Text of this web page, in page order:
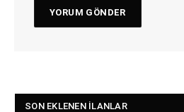
SON EKLENEN İLANLAR